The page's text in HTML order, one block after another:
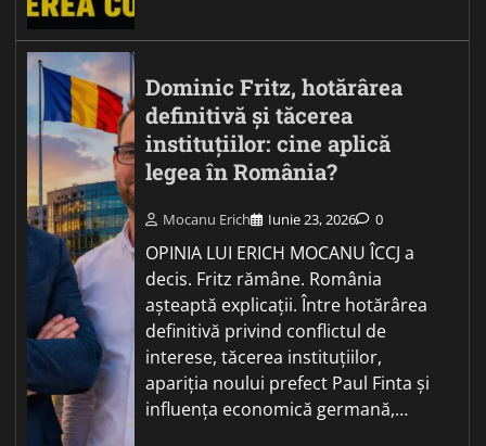
Dominic Fritz, hotărârea
definitivă și tăcerea
instituțiilor: cine aplică
legea în România?
Mocanu Erich Iunie 23, 2026 0
OPINIA LUI ERICH MOCANU ÎCCJ a
decis. Fritz rămâne. România
așteaptă explicații. Între hotărârea
definitivă privind conflictul de
interese, tăcerea instituțiilor,
apariția noului prefect Paul Finta și
influența economică germană,…